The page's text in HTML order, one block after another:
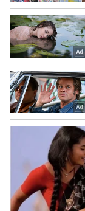
లో ఉన్నత విద్య,
పనిచేసారు. ఇలా
పార్టీలో కీలక
అద్యక్షుడిగా
విజయం సాధించి